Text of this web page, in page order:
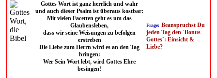
Gottes Wort ist ganz herrlich und wahr
und auch dieser Psalm ist überaus kostbar:
Mit vielen Facetten geht es um das
Glaubensleben,
dass wir seine Weisungen zu befolgen
erstreben
Die Liebe zum Herrn wird es an den Tag
bringen:
Wer Sein Wort lebt, wird Gottes Ehre
besingen!
Frage: Beanspruchst Du
jeden Tag den `Bonus
Gottes`: Einsicht &
Liebe?